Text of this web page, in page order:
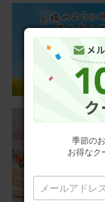
父の日に
亡くなった義父に送
思ったらしく、す
ったそうです。 お
かったかな？ お花
【お悔やみ・お供
ズ)と甘美どら焼き
ブルーミーユーザーさん
季節の
お得なク